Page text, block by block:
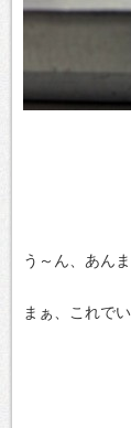
う～ん、あん
まぁ、これでい